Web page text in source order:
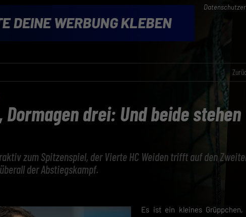
Dormagen drei: Und beide
zum Spitzenspiel, der Vierte HC Weiden trifft auf den
der Abstiegskampf.
Es ist ein kleines